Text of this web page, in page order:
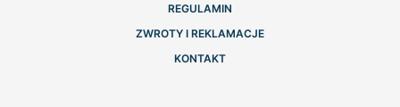
REGULAMIN
ZWROTY I REKLAMACJE
KONTAKT